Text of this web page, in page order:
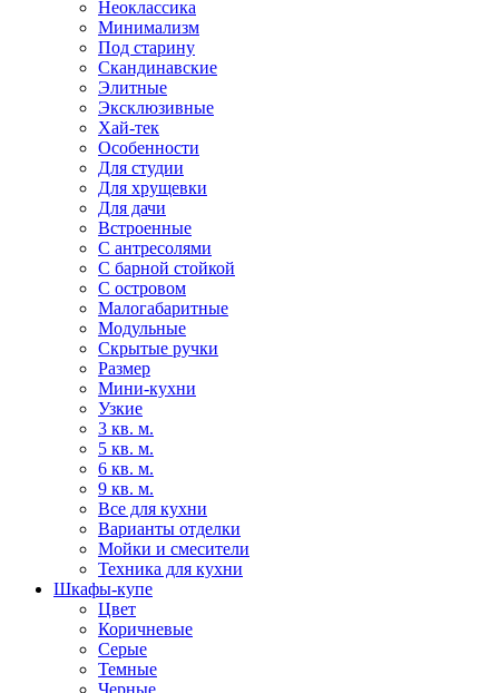
Неоклассика
Минимализм
Под старину
Скандинавские
Элитные
Эксклюзивные
Хай-тек
Особенности
Для студии
Для хрущевки
Для дачи
Встроенные
С антресолями
С барной стойкой
С островом
Малогабаритные
Модульные
Скрытые ручки
Размер
Мини-кухни
Узкие
3 кв. м.
5 кв. м.
6 кв. м.
9 кв. м.
Все для кухни
Варианты отделки
Мойки и смесители
Техника для кухни
Шкафы-купе
Цвет
Коричневые
Серые
Темные
Черные